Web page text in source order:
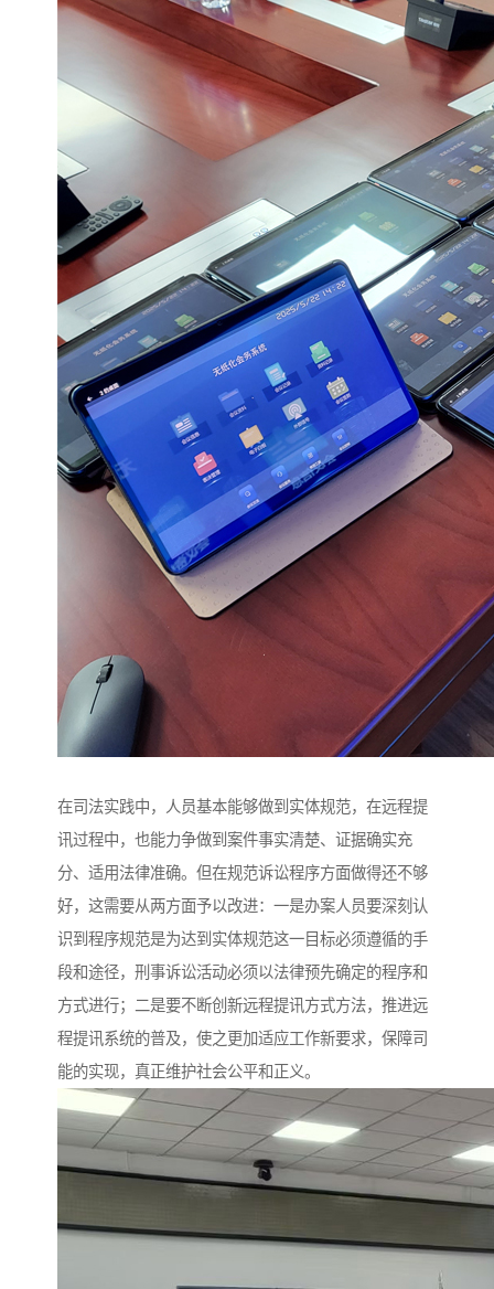
在司法实践中，人员基本能够做到实体规范，在远程提
讯过程中，也能力争做到案件事实清楚、证据确实充
分、适用法律准确。但在规范诉讼程序方面做得还不够
好，这需要从两方面予以改进：一是办案人员要深刻认
识到程序规范是为达到实体规范这一目标必须遵循的手
段和途径，刑事诉讼活动必须以法律预先确定的程序和
方式进行；二是要不断创新远程提讯方式方法，推进远
程提讯系统的普及，使之更加适应工作新要求，保障司
能的实现，真正维护社会公平和正义。